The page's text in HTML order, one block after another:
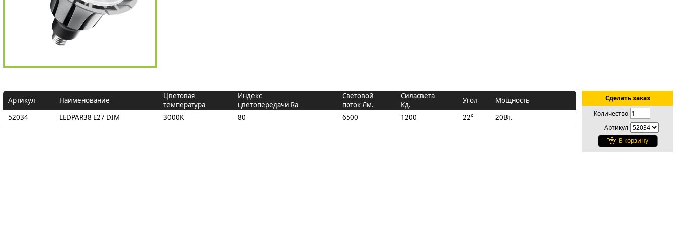
Артикул Наименование
Цветовая
температура
Индекс
цветопередачи Ra
Световой
поток Лм.
Силасвета
Кд.
Угол
Мощность
52034
LEDPAR38 E27 DIM 3000K 80 6500 1200 22° 20Вт.
Сделать заказ
Количество
Артикул
В корзину